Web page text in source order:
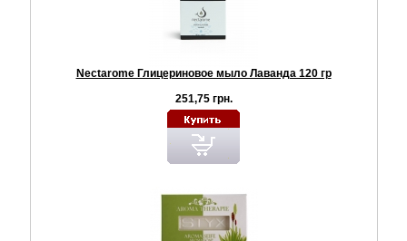
Nectarome Глицериновое мыло Лаванда 120 гр
251,75 грн.